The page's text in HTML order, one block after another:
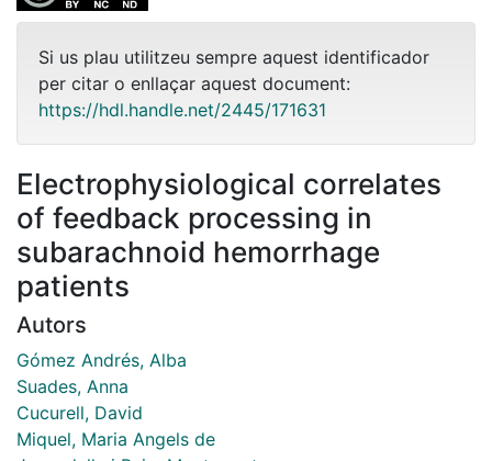
Si us plau utilitzeu sempre aquest identificador
per citar o enllaçar aquest document:
https://hdl.handle.net/2445/171631
Electrophysiological correlates
of feedback processing in
subarachnoid hemorrhage
patients
Autors
Gómez Andrés, Alba
Suades, Anna
Cucurell, David
Miquel, Maria Angels de